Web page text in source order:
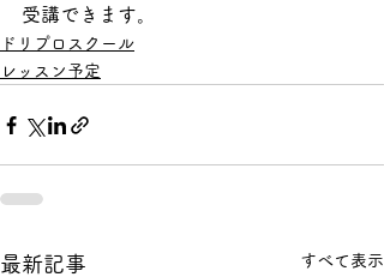
受講できます。
ドリプロスクール
レッスン予定
最新記事 すべて表示